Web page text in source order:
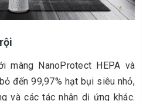
màng NanoProtect HEPA và
đến 99,97% hạt bụi siêu nhỏ,
và các tác nhân dị ứng khác.